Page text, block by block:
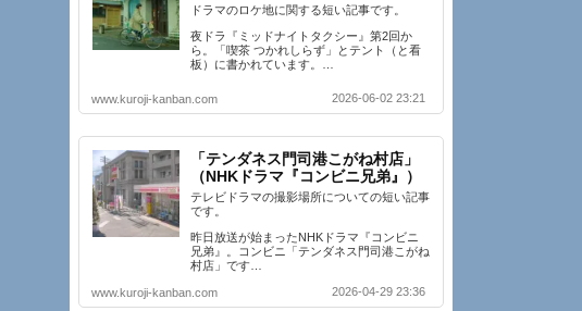
ドラマのロケ地に関する短い記事です。
夜ドラ『ミッドナイトタクシー』第2回か
ら。「喫茶 つかれしらず」とテント（と看
板）に書かれています。…
www.kuroji-kanban.com 2026-06-02 23:21
「テンダネス門司港こがね村店」
（NHKドラマ『コンビニ兄弟』）
テレビドラマの撮影場所についての短い記事
です。
昨日放送が始まったNHKドラマ『コンビニ
兄弟』。コンビニ「テンダネス門司港こがね
村店」です…
www.kuroji-kanban.com 2026-04-29 23:36